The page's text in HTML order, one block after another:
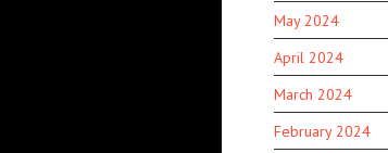
May 2024
April 2024
March 2024
February 2024